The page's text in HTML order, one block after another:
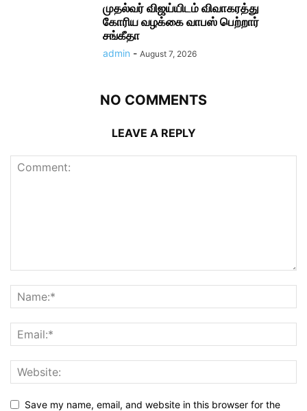
முதல்வர் விஜய்யிடம் விவாகரத்து
கோரிய வழக்கை வாபஸ் பெற்றார்
சங்கீதா
admin - August 7, 2026
NO COMMENTS
LEAVE A REPLY
Save my name, email, and website in this browser for the